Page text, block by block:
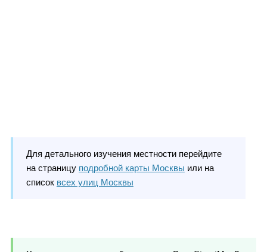
Для детального изучения местности перейдите
на страницу подробной карты Москвы или на
список всех улиц Москвы